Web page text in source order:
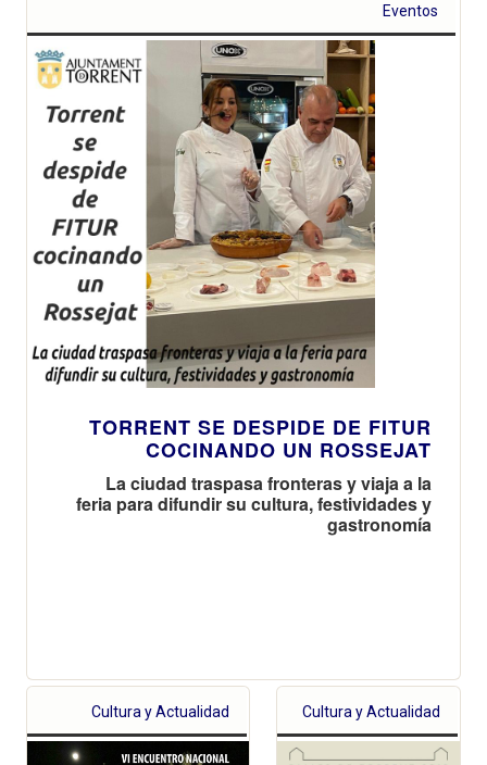
Eventos
TORRENT SE DESPIDE DE FITUR
COCINANDO UN ROSSEJAT
La ciudad traspasa fronteras y viaja a la
feria para difundir su cultura, festividades y
gastronomía
Cultura y Actualidad Cultura y Actualidad